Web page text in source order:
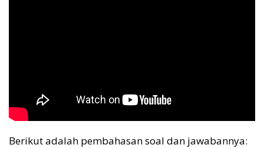
Berikut adalah pembahasan soal dan jawabannya: